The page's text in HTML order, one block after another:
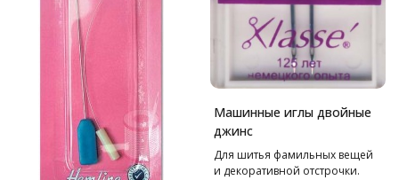
Машинные иглы двойные
джинс
Для шитья фамильных вещей
и декоративной отстрочки.